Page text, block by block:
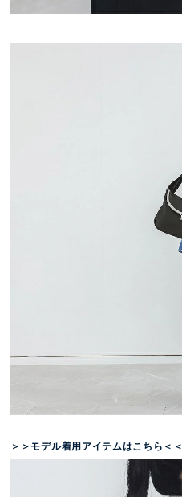
＞＞モデル着用アイテムはこちら＜＜